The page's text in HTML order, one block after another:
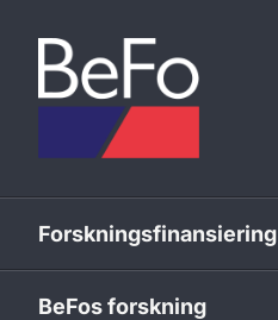
Forskningsfinansiering
BeFos forskning